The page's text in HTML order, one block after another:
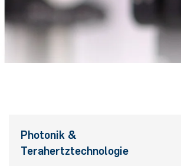
Photonik &
Terahertztechnologie